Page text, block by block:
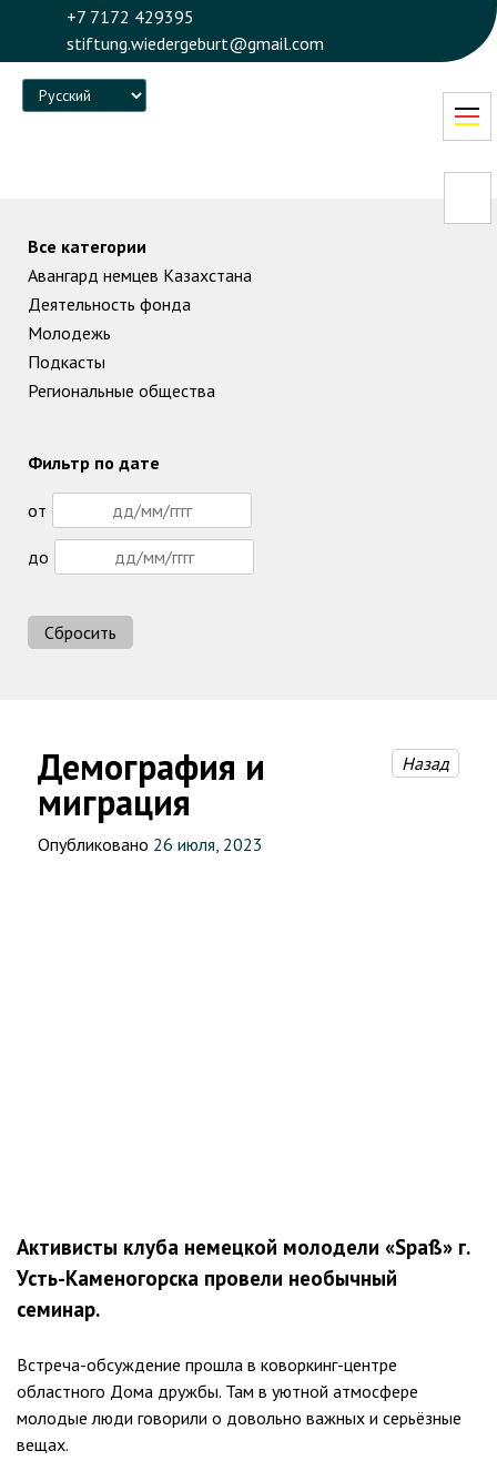
+7 7172 429395
stiftung.wiedergeburt@gmail.com
Language
Демография и
миграция
Назад
Опубликовано 26 июля, 2023
Активисты клуба немецкой молодели «Spaß» г.
Усть-Каменогорска провели необычный
семинар.
Встреча-обсуждение прошла в коворкинг-центре
областного Дома дружбы. Там в уютной атмосфере
молодые люди говорили о довольно важных и серьёзные
вещах.
Все категории
Авангард немцев Казахстана
Деятельность фонда
Молодежь
Подкасты
Региональные общества
Фильтр по дате
от
до
Сбросить